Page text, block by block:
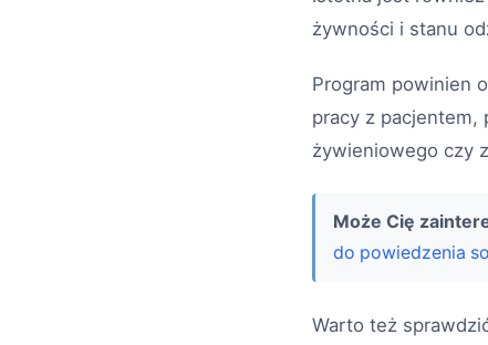
żywności i stanu
Program powinien
pracy z pacjentem,
żywieniowego czy
Może Cię
do powiedzenia
Warto też